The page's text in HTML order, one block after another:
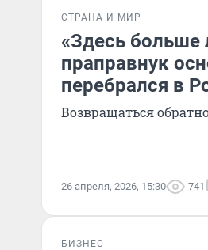
СТРАНА И МИР
«Здесь больше
праправнук
перебрался в
Возвращаться
26 апреля, 2026, 15:30 741
БИЗНЕС